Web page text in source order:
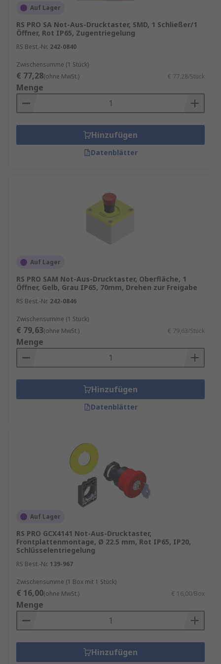
Auf Lager
RS PRO SA Not-Aus-Drucktaster, SMD, 1 Schließer/1
Öffner, Rot IP65, Zugentriegelung
RS Best.-Nr. 242-0840
Zwischensumme (1 Stück)
€ 77,28(ohne MwSt.) € 77,28/Stück
Menge
Hinzufügen
Datenblätter
Auf Lager
RS PRO SAM Not-Aus-Drucktaster, Oberfläche, 1
Öffner, Gelb, Grau IP65, 70mm, Drehen zur Freigabe
RS Best.-Nr. 242-0846
Zwischensumme (1 Stück)
€ 79,63(ohne MwSt.) € 79,63/Stück
Menge
Hinzufügen
Datenblätter
Auf Lager
RS PRO GCX4141 Not-Aus-Drucktaster,
Frontplattenmontage, Ø 22.5 mm, Rot IP65, IP20,
Schlüsselentriegelung
RS Best.-Nr. 139-967
Zwischensumme (1 Box mit 1 Stück)
€ 16,00(ohne MwSt.) € 16,00/Box
Menge
Hinzufügen